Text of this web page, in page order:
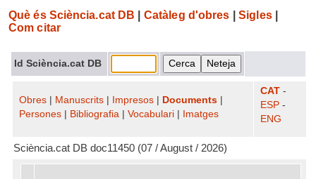
Què és Sciència.cat DB Catàleg d'obres Sigles|
Com citar
Id Sciència.cat DB
Obres Manuscrits Impresos Documents
Persones
Bibliografia Vocabulari Imatges
CAT -
ESP -
ENG
Sciència.cat DB doc11450 (07 / August / 2026)